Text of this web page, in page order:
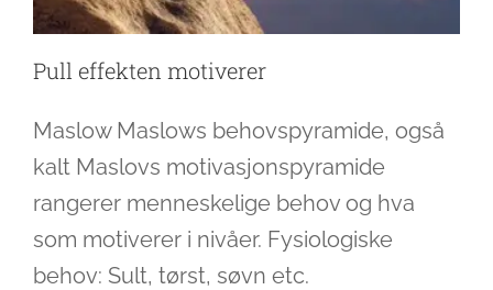
Pull effekten motiverer
Maslow Maslows behovspyramide, også
kalt Maslovs motivasjonspyramide
rangerer menneskelige behov og hva
som motiverer i nivåer. Fysiologiske
behov: Sult, tørst, søvn etc.